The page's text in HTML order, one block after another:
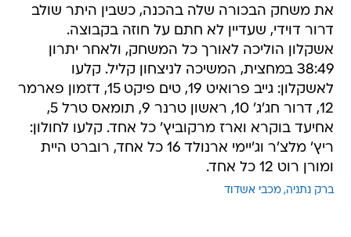
את משחק הבכורה שלה בהכנה, כשבין היתר שולב
דרור דוידי, שעדיין לא חתם על חוזה בקבוצה.
אשקלון הוליכה לאורך כל המשחק, ולאחר יתרון
38:49 במחצית, המשיכה לניצחון קליל. קלעו
לאשקלון: גייב פרואיט 19, טים פיקט 15, דזמון פארמר
12, דרור חג'ג' 10, ראשון טרנר 9, תומאס טרל 5,
אחיעד בוקרא וארז מרקוביץ' כל אחד. קלעו לחולון:
ריץ' מלצ'ר וג'יימי ארנולד 16 כל אחד, רוברט היית
ומורן רוט 12 כל אחד.
ברק נתניה מכבי אשדוד